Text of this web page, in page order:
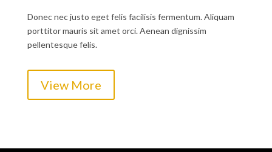
Donec nec justo eget felis facilisis fermentum. Aliquam
porttitor mauris sit amet orci. Aenean dignissim
pellentesque felis.
View More